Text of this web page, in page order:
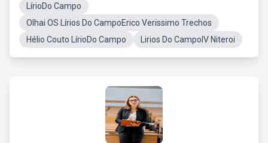
LírioDo Campo
Olhai OS Lírios Do CampoErico Verissimo Trechos
Hélio Couto LírioDo Campo
Lirios Do CampoIV Niteroi